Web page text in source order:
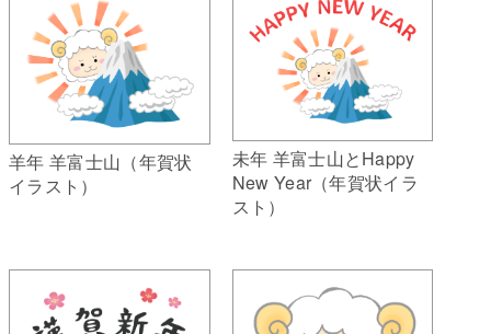
羊年 羊富士山（年賀状
イラスト）
未年 羊富士山とHappy
New Year（年賀状イラ
スト）